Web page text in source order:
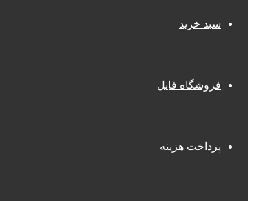
سبد خرید
فروشگاه فایل
پرداخت هزینه